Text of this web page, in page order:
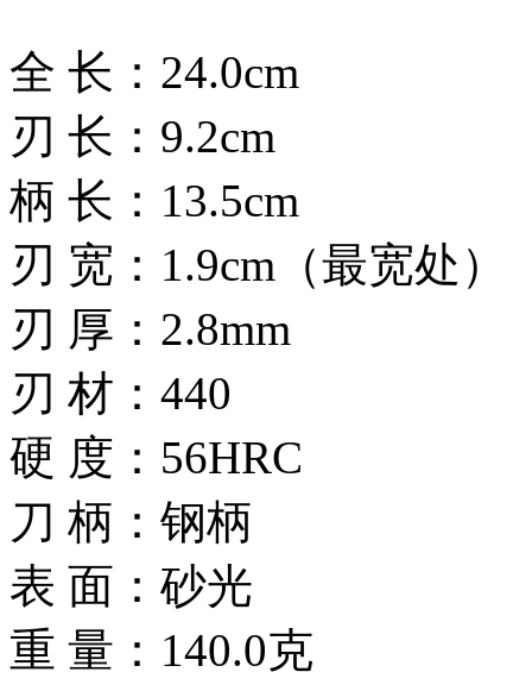
全 长：24.0cm
刃 长：9.2cm
柄 长：13.5cm
刃 宽：1.9cm（最宽处）
刃 厚：2.8mm
刃 材：440
硬 度：56HRC
刀 柄：钢柄
表 面：砂光
重 量：140.0克